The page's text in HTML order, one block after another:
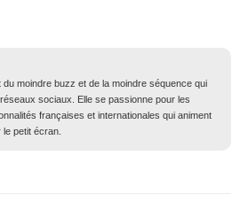
du moindre buzz et de la moindre séquence qui
sociaux. Elle se passionne pour les
françaises et internationales qui animent
petit écran.